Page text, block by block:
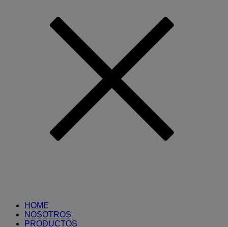
HOME
NOSOTROS
PRODUCTOS